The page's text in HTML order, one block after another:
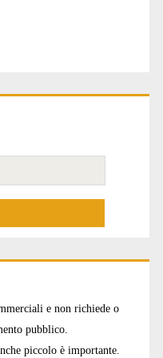
e non richiede o
pubblico.
piccolo è importante.